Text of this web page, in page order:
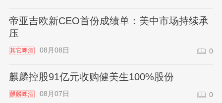
帝亚吉欧新CEO首份成绩单：美中市场持续承
压
其它啤酒 08月08日 0
麒麟控股91亿元收购健美生100%股份
麒麟啤酒 08月07日 0